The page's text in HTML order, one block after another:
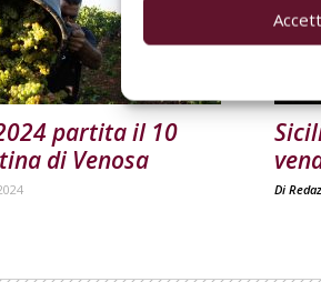
partita il 10
di Venosa
Di